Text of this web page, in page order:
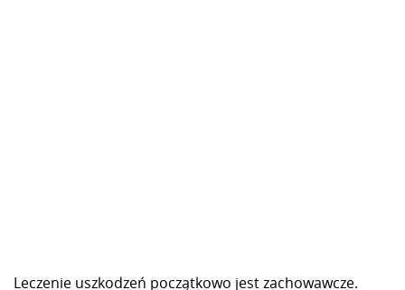
Leczenie uszkodzeń początkowo jest zachowawcze.